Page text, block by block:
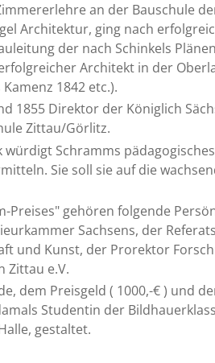
an der Bauschule
Architektur, ging nach
der nach Schinkels
Architekt in der
1842 etc.).
1855 Direktor der Königlich
Zittau/Görlitz.
Schramms
Sie soll sie auf die
Preises" gehören folgende
Sachsens, der
und Kunst, der Prorektor
Zittau e.V.
dem Preisgeld ( 1000,-€ ) und
Studentin der
gestaltet.